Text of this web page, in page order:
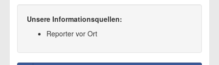
Unsere Informationsquellen:
Reporter vor Ort